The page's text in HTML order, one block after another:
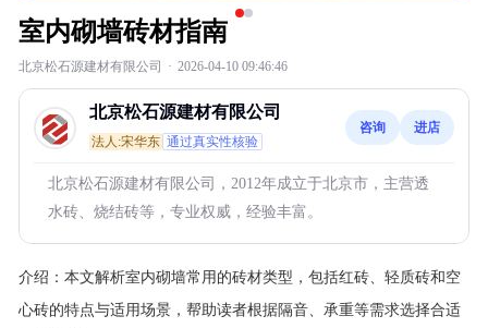
室内砌墙砖材指南
北京松石源建材有限公司 · 2026-04-10 09:46:46
北京松石源建材有限公司
法人:宋华东 通过真实性核验
咨询 进店
北京松石源建材有限公司，2012年成立于北京市，主营透
水砖、烧结砖等，专业权威，经验丰富。
介绍： 本文解析室内砌墙常用的砖材类型，包括红砖、轻质砖和空
心砖的特点与适用场景，帮助读者根据隔音、承重等需求选择合适